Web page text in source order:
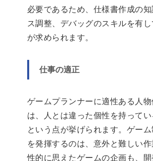
必要であるため、仕様書作成の
ス調整、デバッグのスキルを有し
が求められます。
仕事の適正
ゲームプランナーに適性ある人物
は、人とは違った個性を持って
という点が挙げられます。ゲー
を発揮するのは、意外と難しい
性的に思えたゲームの企画も、開